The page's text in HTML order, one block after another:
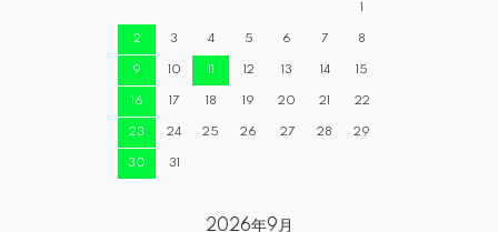
1
2 3 4 5 6 7 8
9 10 11 12 13 14 15
16 17 18 19 20 21 22
23 24 25 26 27 28 29
30 31
2026年9月